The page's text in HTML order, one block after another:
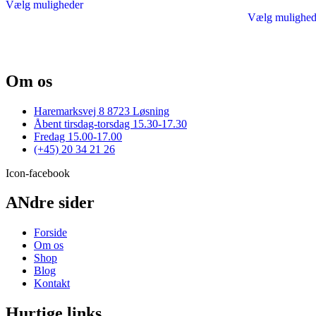
Vælg mulighedervare
varesiden
Vælg
Om os
Haremarksvej 8 8723 Løsning
Åbent tirsdag-torsdag 15.30-17.30
Fredag 15.00-17.00
(+45) 20 34 21 26
Icon-facebook
ANdre sider
Forside
Om os
Shop
Blog
Kontakt